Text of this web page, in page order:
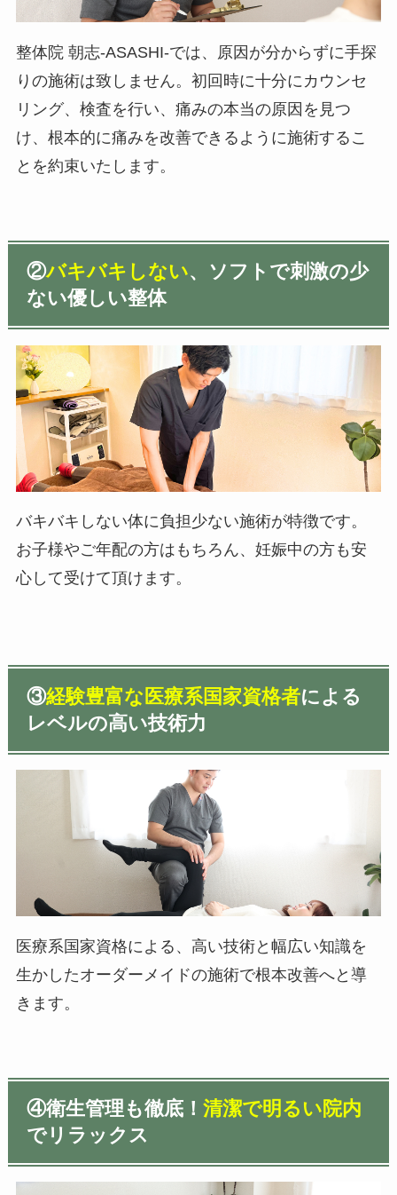
整体院 朝志-ASASHI-では、原因が分からずに手探
りの施術は致しません。初回時に十分にカウンセ
リング、検査を行い、痛みの本当の原因を見つ
け、根本的に痛みを改善できるように施術するこ
とを約束いたします。
②バキバキしない、ソフトで刺激の少
ない優しい整体
バキバキしない体に負担少ない施術が特徴です。
お子様やご年配の方はもちろん、妊娠中の方も安
心して受けて頂けます。
③経験豊富な医療系国家資格者による
レベルの高い技術力
医療系国家資格による、高い技術と幅広い知識を
生かしたオーダーメイドの施術で根本改善へと導
きます。
④衛生管理も徹底！清潔で明るい院内
でリラックス